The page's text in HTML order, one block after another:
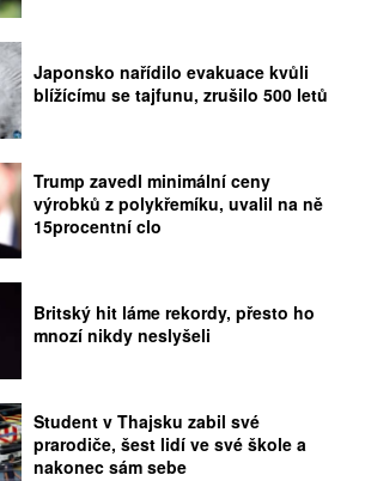
Japonsko nařídilo evakuace kvůli
blížícímu se tajfunu, zrušilo 500 letů
Trump zavedl minimální ceny
výrobků z polykřemíku, uvalil na ně
15procentní clo
Britský hit láme rekordy, přesto ho
mnozí nikdy neslyšeli
Student v Thajsku zabil své
prarodiče, šest lidí ve své škole a
nakonec sám sebe